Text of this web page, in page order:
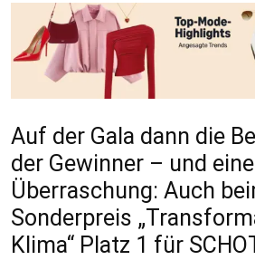
Auf der Gala dann die
der Gewinner – und eine
Überraschung: Auch
Sonderpreis
Klima“ Platz 1 für